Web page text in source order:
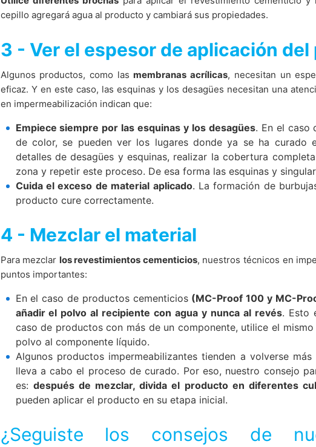
cepillo agregará agua al producto y cambiará sus propiedades.
3 - Ver el espesor de aplicación
Algunos productos, como las membranas acrílicas, necesitan un
eficaz. Y en este caso, las esquinas y los desagües necesitan una
en impermeabilización indican que:
Empiece siempre por las esquinas y los desagües. En el caso
de color, se pueden ver los lugares donde ya se ha curado
detalles de desagües y esquinas, realizar la cobertura
zona y repetir este proceso. De esa forma las esquinas y
Cuida el exceso de material aplicado. La formación de
producto cure correctamente.
4 - Mezclar el material
Para mezclar los revestimientos cementicios, nuestros técnicos en
puntos importantes:
En el caso de productos cementicios (MC-Proof 100 y MC-
añadir el polvo al recipiente con agua y nunca al revés. Esto
caso de productos con más de un componente, utilice el
polvo al componente líquido.
Algunos productos impermeabilizantes tienden a volverse
lleva a cabo el proceso de curado. Por eso, nuestro consejo
es: después de mezclar, divida el producto en diferentes
pueden aplicar el producto en su etapa inicial.
¿Seguiste los consejos de